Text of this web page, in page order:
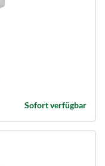
Sofort verfügbar